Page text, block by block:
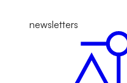
newsletters